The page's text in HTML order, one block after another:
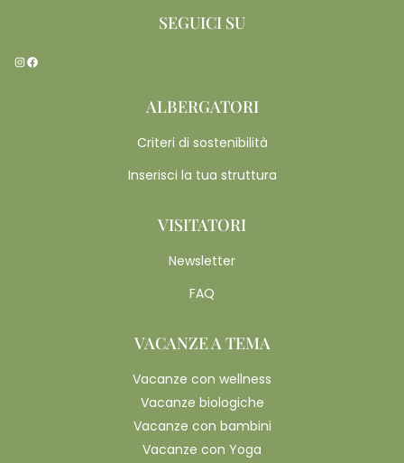
SEGUICI SU
Instagram
Facebook
ALBERGATORI
Criteri di sostenibilità
Inserisci la tua struttura
VISITATORI
Newsletter
FAQ
VACANZE A TEMA
Vacanze con wellness
Vacanze biologiche
Vacanze con bambini
Vacanze con Yoga